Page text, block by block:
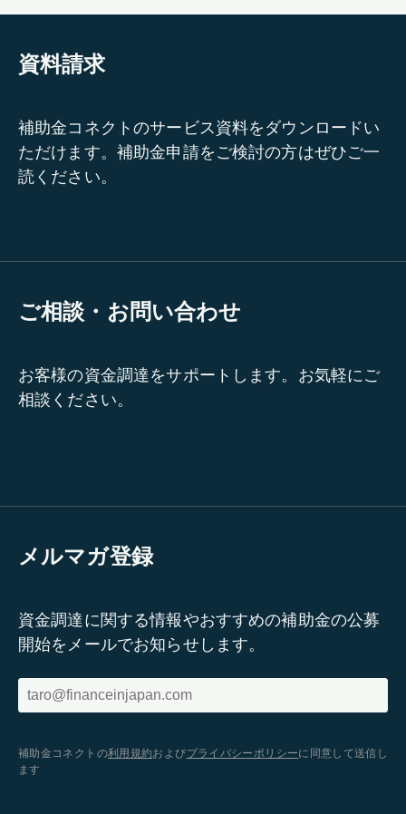
資料請求
補助金コネクトのサービス資料をダウンロードい
ただけます。補助金申請をご検討の方はぜひご一
読ください。
ご相談・お問い合わせ
お客様の資金調達をサポートします。お気軽にご
相談ください。
メルマガ登録
資金調達に関する情報やおすすめの補助金の公募
開始をメールでお知らせします。
補助金コネクトの利用規約およびプライバシーポリシーに同意して送信し
ます